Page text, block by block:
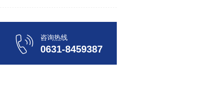
咨询热线
0631-8459387